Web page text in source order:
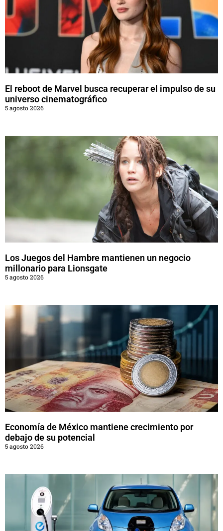
El reboot de Marvel busca recuperar el impulso de su
universo cinematográfico
5 agosto 2026
Los Juegos del Hambre mantienen un negocio
millonario para Lionsgate
5 agosto 2026
Economía de México mantiene crecimiento por
debajo de su potencial
5 agosto 2026